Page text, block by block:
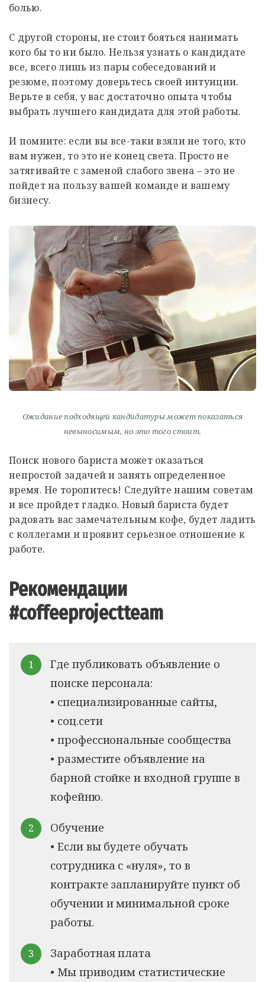
болью.
С другой стороны, не стоит бояться нанимать
кого бы то ни было. Нельзя узнать о кандидате
все, всего лишь из пары собеседований и
резюме, поэтому доверьтесь своей интуиции.
Верьте в себя, у вас достаточно опыта чтобы
выбрать лучшего кандидата для этой работы.
И помните: если вы все-таки взяли не того, кто
вам нужен, то это не конец света. Просто не
затягивайте с заменой слабого звена – это не
пойдет на пользу вашей команде и вашему
бизнесу.
Ожидание подходящей кандидатуры может показаться
невыносимым, но это того стоит.
Поиск нового бариста может оказаться
непростой задачей и занять определенное
время. Не торопитесь! Следуйте нашим советам
и все пройдет гладко. Новый бариста будет
радовать вас замечательным кофе, будет ладить
с коллегами и проявит серьезное отношение к
работе.
Рекомендации
#coffeeprojectteam
Где публиковать объявление о
поиске персонала:
• специализированные сайты,
• соц.сети
• профессиональные сообщества
• разместите объявление на
барной стойке и входной группе в
кофейню.
Обучение
• Если вы будете обучать
сотрудника с «нуля», то в
контракте запланируйте пункт об
обучении и минимальной сроке
работы.
Заработная плата
• Мы приводим статистические